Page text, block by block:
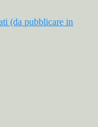
(da pubblicare in